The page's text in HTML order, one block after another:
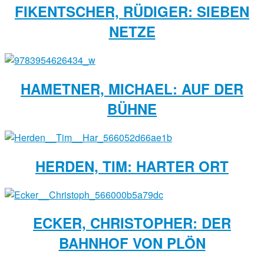
FIKENTSCHER, RÜDIGER: SIEBEN
NETZE
HAMETNER, MICHAEL: AUF DER
BÜHNE
HERDEN, TIM: HARTER ORT
ECKER, CHRISTOPHER: DER
BAHNHOF VON PLÖN